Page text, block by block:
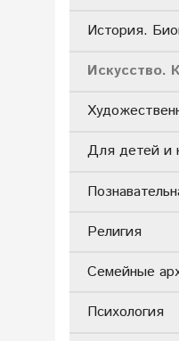
История.
Искусство.
Для детей и
Религия
Семейные
Психология